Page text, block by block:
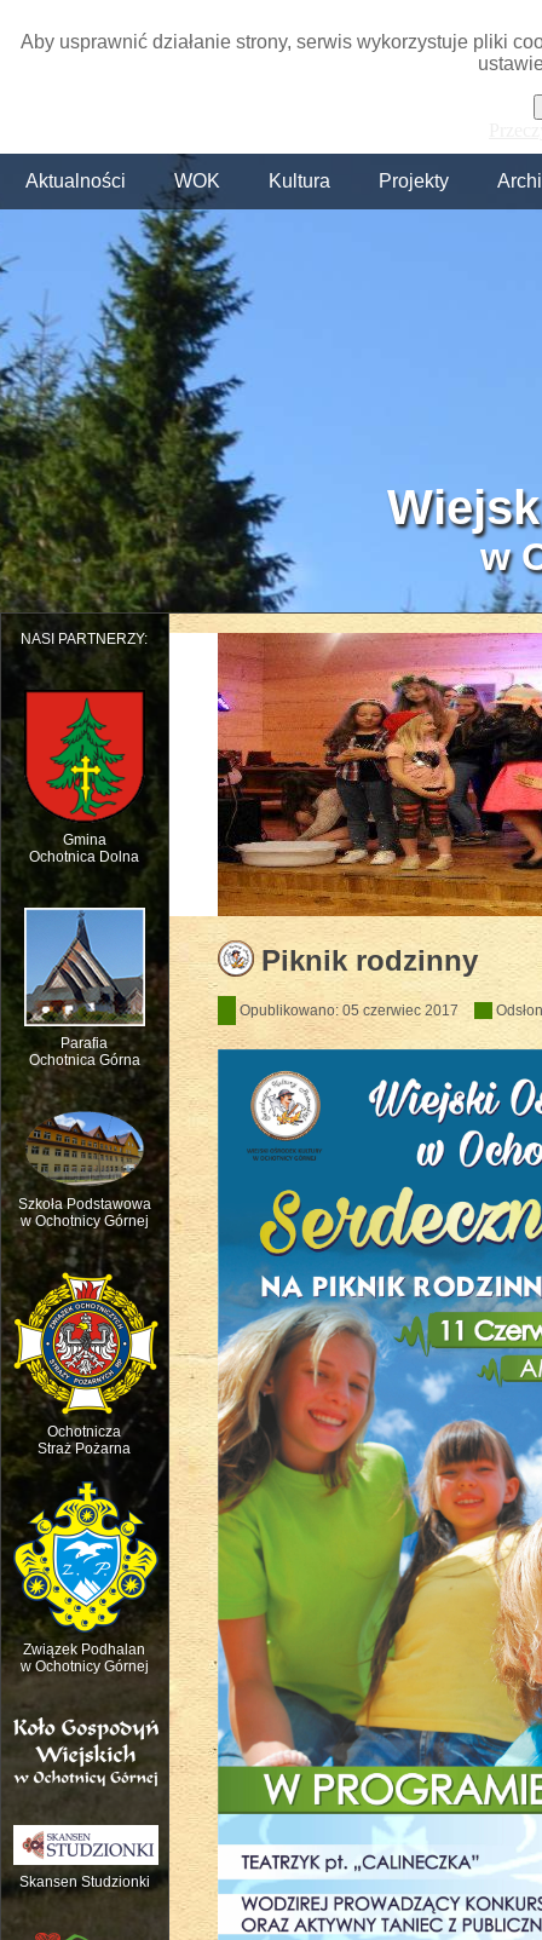
Aby usprawnić działanie strony, serwis wykorzystuje pliki
Aktualności WOK Kultura Projekty
w
NASI PARTNERZY:
Gmina
Ochotnica Dolna
Parafia
Ochotnica Górna
Szkoła Podstawowa
w Ochotnicy Górnej
Ochotnicza
Straż Pożarna
Związek Podhalan
w Ochotnicy Górnej
Skansen Studzionki
Dziecięcy Teatr Muzyczny HEJO w
Msza św. w intencji ruchu
Święto dziecięcej Radości - Dzień
Piknik rodzinny
Opublikowano: 05 czerwiec 2017